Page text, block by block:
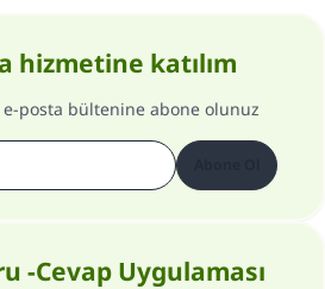
hizmetine katılım
e-posta bültenine abone olunuz
-Cevap Uygulaması